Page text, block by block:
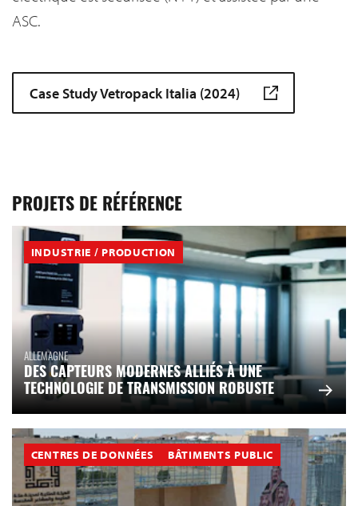
ASC.
Case Study Vetropack Italia (2024)
PROJETS DE RÉFÉRENCE
INDUSTRIE / PRODUCTION
ALLEMAGNE
DES CAPTEURS MODERNES ALLIÉS À UNE
TECHNOLOGIE DE TRANSMISSION ROBUSTE
CENTRES DE DONNÉES BÂTIMENTS PUBLIC